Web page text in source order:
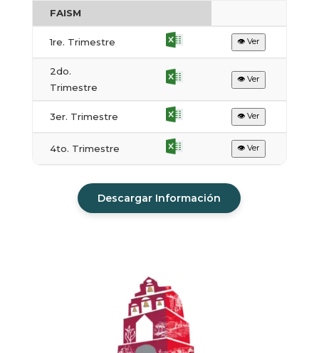
FAISM
1re. Trimestre 👁 Ver
2do.
Trimestre
👁 Ver
3er. Trimestre 👁 Ver
4to. Trimestre 👁 Ver
Descargar Información